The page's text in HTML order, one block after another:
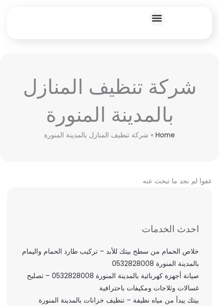
شركة تنظيف المنازل
بالمدينة المنورة
Home
» شركة تنظيف المنازل بالمدينة المنورة
عفوا لم نجد ما تبحث عنه
احدث الخدمات
خلاص الحمام من سطح بيتك للأبد – تركيب طارد الحمام واليمام
بالمدينة المنورة 0532828008
صيانة أجهزة كهربائية بالمدينة المنورة 0532828008 – تصليح
غسالات وثلاجات ومكيفات باحترافية
بيتك يبدأ من مياه نظيفة – تنظيف خزانات بالمدينة المنورة